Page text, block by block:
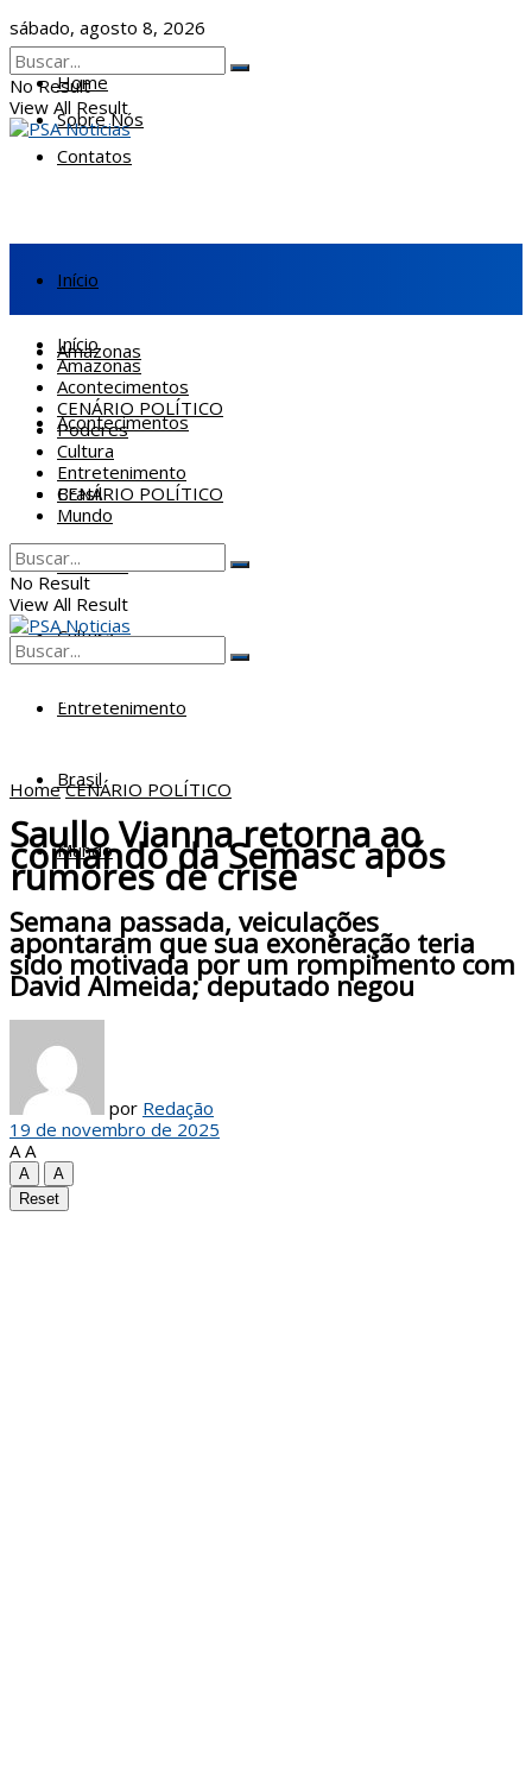
sábado, agosto 8, 2026
Home
Sobre Nós
Contatos
No Result
View All Result
Início
Amazonas
Acontecimentos
CENÁRIO POLÍTICO
Poderes
Cultura
Entretenimento
Brasil
Mundo
Início
Amazonas
Acontecimentos
CENÁRIO POLÍTICO
Poderes
Cultura
Entretenimento
Brasil
Mundo
No Result
View All Result
View All Result
Home CENÁRIO POLÍTICO
Saullo Vianna retorna ao
comando da Semasc após
rumores de crise
Semana passada, veiculações
apontaram que sua exoneração teria
sido motivada por um rompimento com
David Almeida; deputado negou
por Redação
19 de novembro de 2025
A A
A
A
Reset